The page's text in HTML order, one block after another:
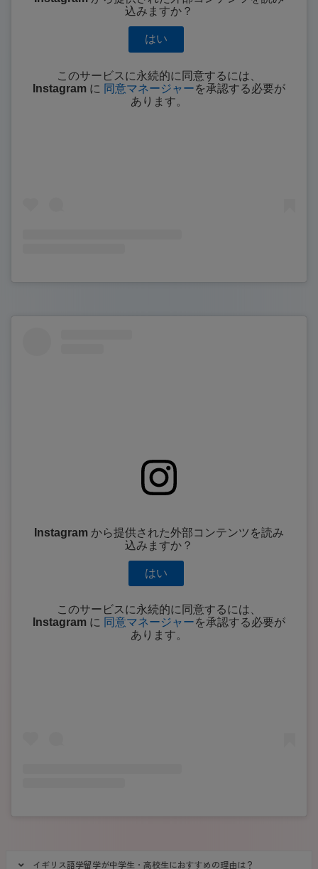
込みますか？
はい
このサービスに永続的に同意するには、
Instagram に 同意マネージャーを承認する必要が
あります。
Instagram から提供された外部コンテンツを読み
込みますか？
はい
このサービスに永続的に同意するには、
Instagram に 同意マネージャーを承認する必要が
あります。
イギリス語学留学が中学生・高校生におすすめの理由は？